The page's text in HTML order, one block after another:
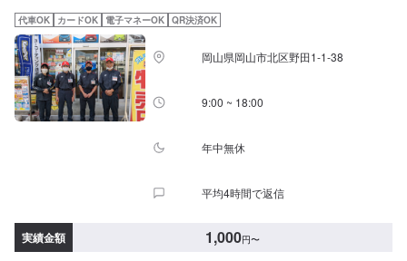
代車OK カードOK 電子マネーOK QR決済OK
岡山県岡山市北区野田1-1-38
9:00 ~ 18:00
年中無休
平均4時間で返信
実績金額 1,000円〜